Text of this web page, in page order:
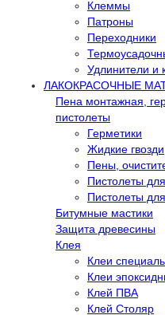
Клеммы
Патроны
Переходники
Удлинители и
ЛАКОКРАСОЧНЫЕ
Пена монтажная,
пистолеты
Герметики
Жидкие гвозди
Пены,
Пистолеты
Пистолеты
Битумные мастики
Защита древесины
Клея
Клеи
Клеи
Клей ПВА
Клей Столяр